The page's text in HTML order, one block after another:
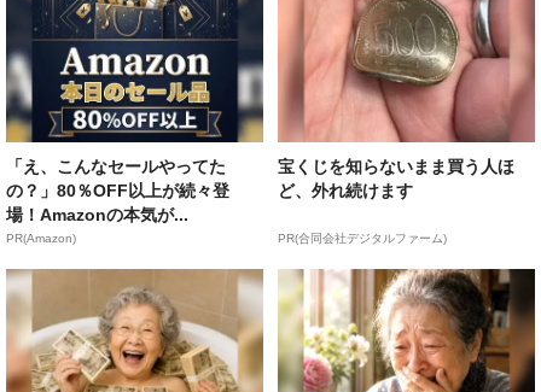
「え、こんなセールやってた
の？」80％OFF以上が続々登
場！Amazonの本気が...
PR(Amazon)
宝くじを知らないまま買う人ほ
ど、外れ続けます
PR(合同会社デジタルファーム)